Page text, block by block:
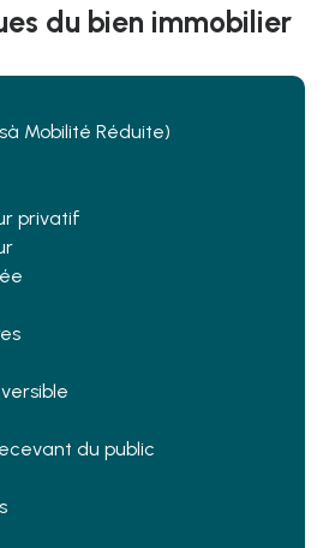
du bien immobilier
Mobilité Réduite)
privatif
du public